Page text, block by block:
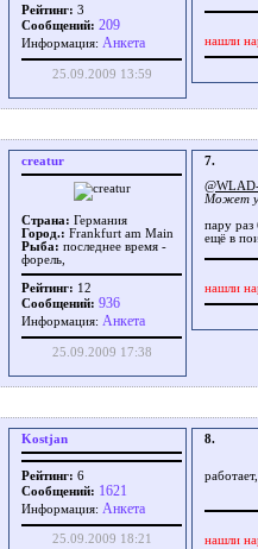
Рейтинг: 3
Сообщений: 209
Информация: Aнкета
25.09.2009 13:59
нашли
creatur
Страна: Германия
Город.: Frankfurt am Main
Рыба: последнее время -
форель,
Рейтинг: 12
Сообщений: 936
Информация: Aнкета
25.09.2009 17:38
7.
Может у
пару раз
ещё в
нашли
Kostjan
Рейтинг: 6
Сообщений: 1621
Информация: Aнкета
25.09.2009 18:21
8.
нашли